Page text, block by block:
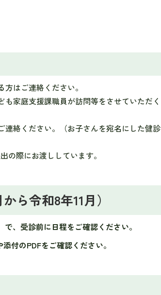
はご連絡ください。
家庭支援課職員が訪問等をさせていただく
絡ください。（お子さんを宛名にした健診
の際にお渡ししています。
ら令和8年11月）
、受診前に日程をご確認ください。
付のPDFをご確認ください。